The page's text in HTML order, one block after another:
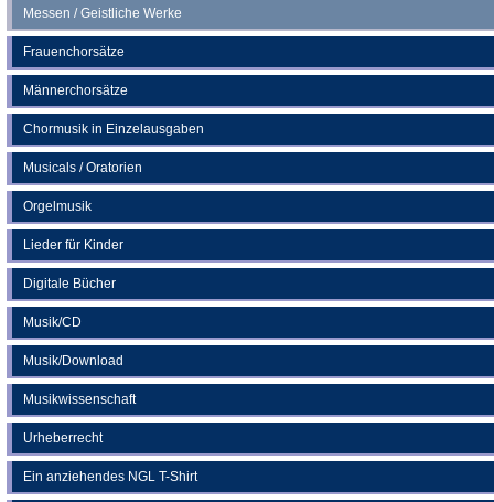
Messen / Geistliche Werke
Frauenchorsätze
Männerchorsätze
Chormusik in Einzelausgaben
Musicals / Oratorien
Orgelmusik
Lieder für Kinder
Digitale Bücher
Musik/CD
Musik/Download
Musikwissenschaft
Urheberrecht
Ein anziehendes NGL T-Shirt